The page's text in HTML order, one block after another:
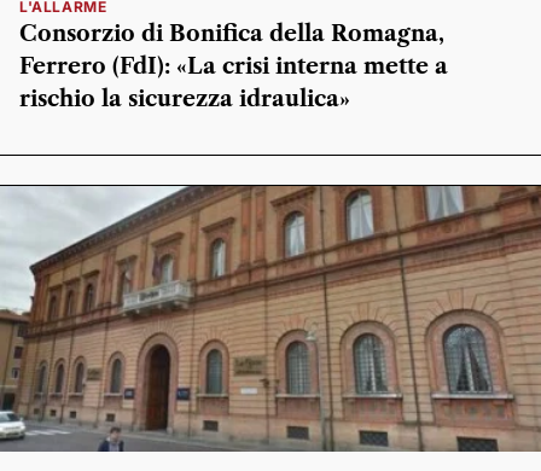
L'ALLARME
Consorzio di Bonifica della Romagna,
Ferrero (FdI): «La crisi interna mette a
rischio la sicurezza idraulica»